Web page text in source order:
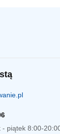
- piątek 8:00-